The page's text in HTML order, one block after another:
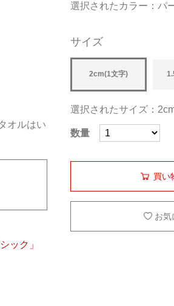
オルはい
ック」
選択されたカラー：パ
サイズ
2cm(1文字)
選択されたサイズ：
数量
買い
お気